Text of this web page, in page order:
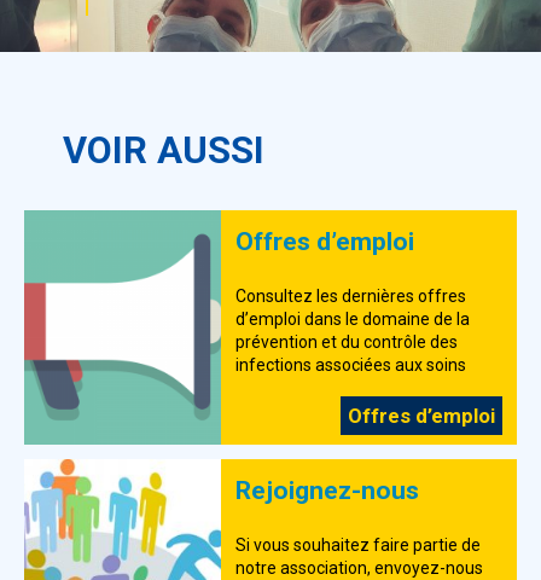
VOIR AUSSI
Offres d’emploi
Consultez les dernières offres
d’emploi dans le domaine de la
prévention et du contrôle des
infections associées aux soins
Offres d’emploi
Rejoignez-nous
Si vous souhaitez faire partie de
notre association, envoyez-nous